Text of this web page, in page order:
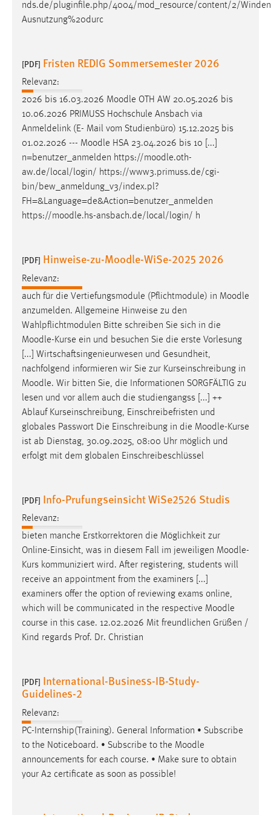
nds.de/pluginfile.php/4004/mod_resource/content/2/
Ausnutzung%20durc
[PDF] Fristen REDIG Sommersemester 2026
Relevanz:
2026 bis 16.03.2026 Moodle OTH AW 20.05.2026 bis
10.06.2026 PRIMUSS Hochschule Ansbach via
Anmeldelink (E- Mail vom Studienbüro) 15.12.2025 bis
01.02.2026 --- Moodle HSA 23.04.2026 bis 10 [...]
n=benutzer_anmelden https://moodle.oth-
aw.de/local/login/ https://www3.primuss.de/cgi-
bin/bew_anmeldung_v3/index.pl?
FH=&Language=de&Action=benutzer_anmelden
https://moodle.hs-ansbach.de/local/login/ h
[PDF] Hinweise-zu-Moodle-WiSe-2025 2026
Relevanz:
auch für die Vertiefungsmodule (Pflichtmodule) in Moodle
anzumelden. Allgemeine Hinweise zu den
Wahlpflichtmodulen Bitte schreiben Sie sich in die
Moodle-Kurse ein und besuchen Sie die erste Vorlesung
[...] Wirtschaftsingenieurwesen und Gesundheit,
nachfolgend informieren wir Sie zur Kurseinschreibung in
Moodle. Wir bitten Sie, die Informationen SORGFÄLTIG zu
lesen und vor allem auch die studiengangss [...] ++
Ablauf Kurseinschreibung, Einschreibefristen und
globales Passwort Die Einschreibung in die Moodle-Kurse
ist ab Dienstag, 30.09.2025, 08:00 Uhr möglich und
erfolgt mit dem globalen Einschreibeschlüssel
[PDF] Info-Prufungseinsicht WiSe2526 Studis
Relevanz:
bieten manche Erstkorrektoren die Möglichkeit zur
Online-Einsicht, was in diesem Fall im jeweiligen Moodle-
Kurs kommuniziert wird. After registering, students will
receive an appointment from the examiners [...]
examiners offer the option of reviewing exams online,
which will be communicated in the respective Moodle
course in this case. 12.02.2026 Mit freundlichen Grüßen /
Kind regards Prof. Dr. Christian
[PDF] International-Business-IB-Study-
Guidelines-2
Relevanz:
PC-Internship(Training). General Information • Subscribe
to the Noticeboard. • Subscribe to the Moodle
announcements for each course. • Make sure to obtain
your A2 certificate as soon as possible!
Zweck:
Dieser Cookie ist notwendig um sich an der Website
Cookie Laufzeit:
STATISTIK
Statistik Cookies erfassen Informationen anonym.
Diese Informationen helfen uns zu verstehen, wie
unsere Besucher unsere Website nutzen.
Matomo
Name:
Zweck:
Cookie Laufzeit:
Max. 13 Monate
MARKETING
Marketing Cookies werden von Drittanbietern
verwendet, um personalisierte Werbung anzuzeigen.
Sie tun dies, indem sie Besucher über Websites
Google Ads
Google Ireland Limited
Zweck:
Conversion-Tracking
Cookie Laufzeit:
3 Monate
Facebook Pixel
Anbieter:
Facebook
Zweck:
Conversion-Tracking
Cookie Laufzeit:
3 Monate